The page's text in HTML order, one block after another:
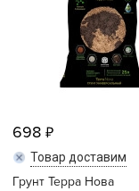
698
Товар доставим
Грунт Терра Нова